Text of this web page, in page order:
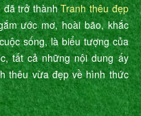
trở thànhTranh thêu đẹp
ước mơ, hoài bão, khắc
sống, là biểu tượng của
tất cả những nội dung ấy
thêu vừa đẹp về hình thức